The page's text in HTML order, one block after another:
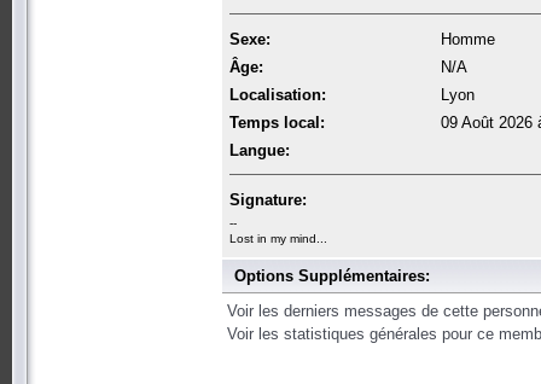
Sexe:
Homme
Âge:
N/A
Localisation:
Lyon
Temps local:
09 Août 2026
Langue:
Signature:
--
Lost in my mind...
Options Supplémentaires:
Voir les derniers messages de cette
Voir les statistiques générales pour ce